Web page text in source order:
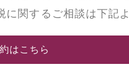
に関するご相談は下記
はこちら